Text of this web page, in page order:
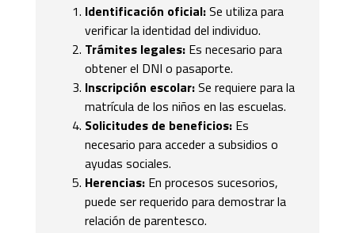
Identificación oficial:Se utiliza para
verificar la identidad del individuo.
Trámites legales: Es necesario para
obtener el DNI o pasaporte.
Inscripción escolar:Se requiere para la
matrícula de los niños en las escuelas.
Solicitudes de beneficios: Es
necesario para acceder a subsidios o
ayudas sociales.
Herencias: En procesos sucesorios,
puede ser requerido para demostrar la
relación de parentesco.